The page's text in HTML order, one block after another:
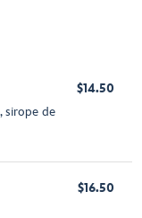
sirope de
$14.50
$16.50